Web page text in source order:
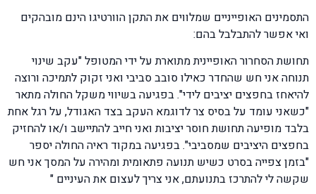
התסמינים האופייניים שמלווים את התקן הוורטיגו הינם מובהקים
ואי אפשר להתבלבל בהם:
תחושת הסחרור האופיינית מתוארת על ידי המטופל "עקב שינוי
תנוחה אני חש שהחדר כאילו סובב סביבי ואני זקוק לתמיכה ורוצה
להיאחז בחפצים יציבים לידי". בפגיעה בשיווי משקל החולה מתאר
"כשאני עומד על בסיס צר לדוגמא העקב בצד האגודל, על רגל אחת
בלבד מופיעה תחושת חוסר יציבות ואני חייב להתיישב ו/או להחזיק
בחפצים היציבים שמסביבי". בפגיעה במקוד ראיה החולה יספר
"בזמן צפייה בסרט כשיש תנועה פתאומית ומהירה על המסך אני חש
שקשה לי להתרכז בתנועתם, אני צריך לעצום את העיניים "